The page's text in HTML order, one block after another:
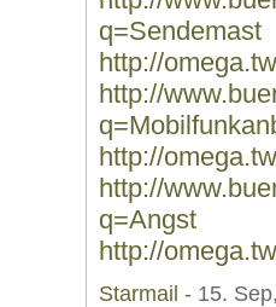
q=Sendemast
http://
http://
http://
http://
q=Angst
http://
Starmail - 15.